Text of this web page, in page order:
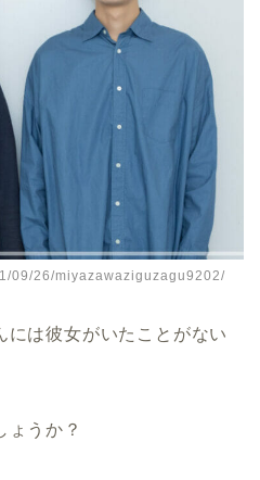
09/26/miyazawaziguzagu9202/
には彼女がいたことがない
ょうか？